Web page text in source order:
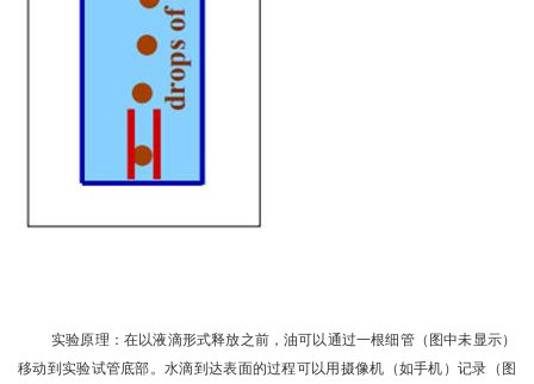
实验原理：在以液滴形式释放之前，油可以通过一根细管（图中未显示）
移动到实验试管底部。水滴到达表面的过程可以用摄像机（如手机）记录（图